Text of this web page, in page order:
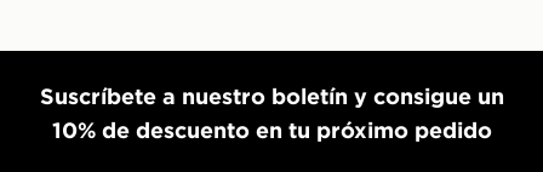
Suscríbete a nuestro boletín y consigue un
10% de descuento en tu próximo pedido